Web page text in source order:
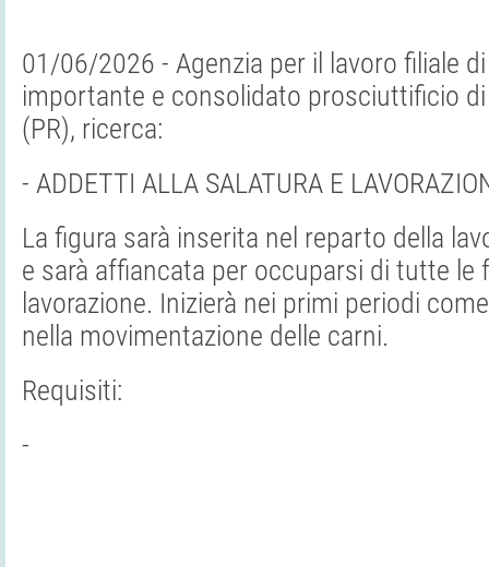
01/06/2026 - Agenzia per il lavoro filiale
importante e consolidato prosciuttificio di
(PR), ricerca:
- ADDETTI ALLA SALATURA E
La figura sarà inserita nel reparto della
e sarà affiancata per occuparsi di tutte le
lavorazione. Inizierà nei primi periodi
nella movimentazione delle carni.
Requisiti:
-